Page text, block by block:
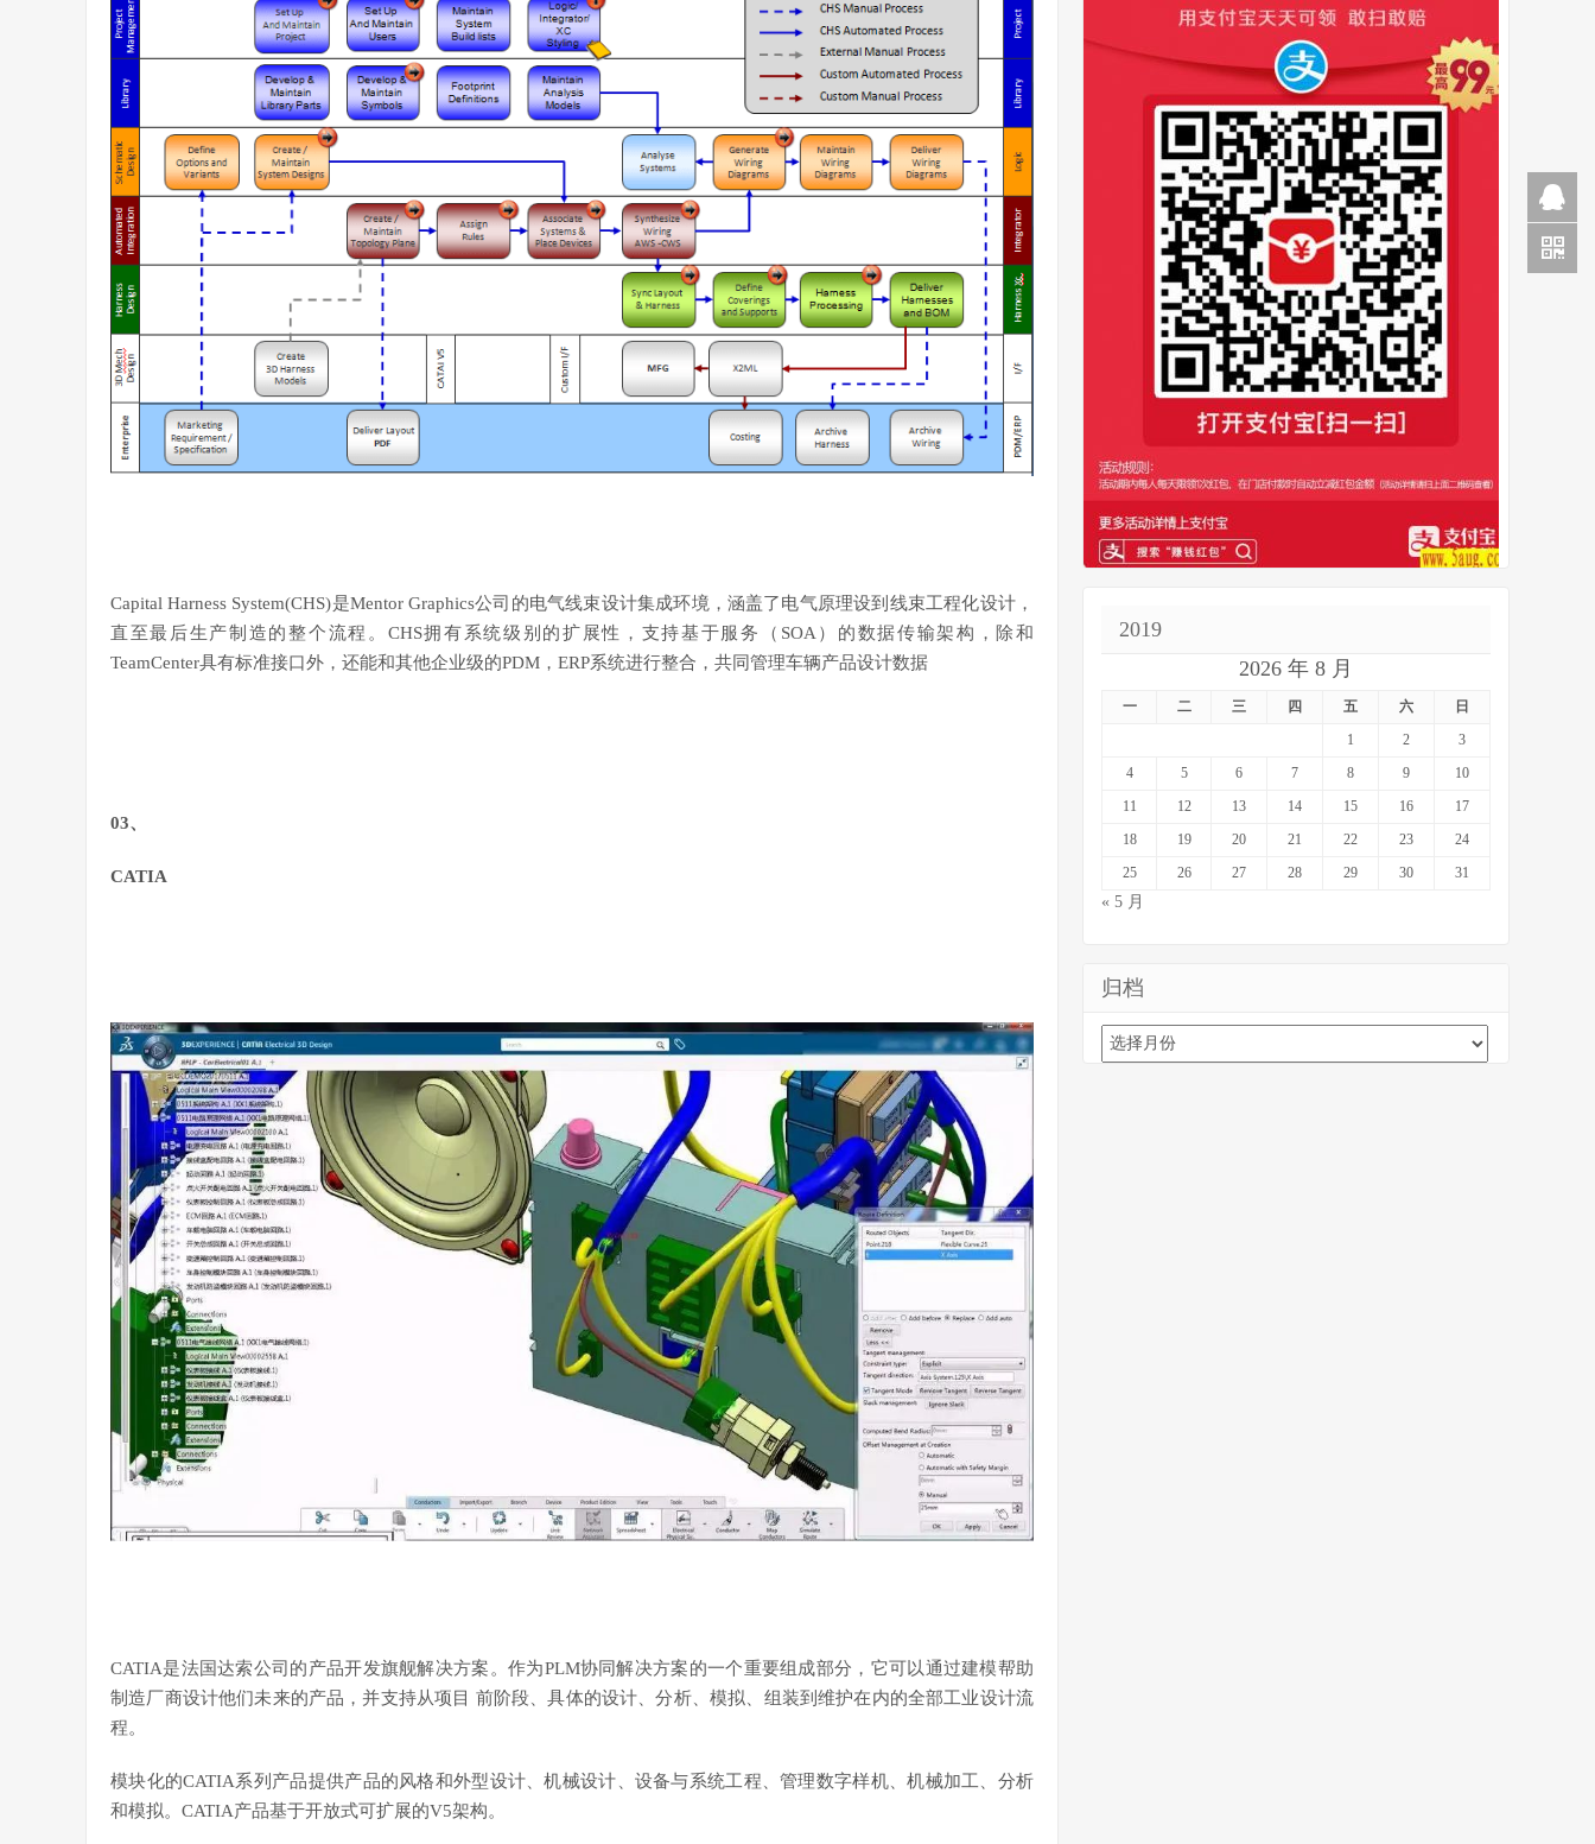
Capital Harness System(CHS)是Mentor Graphics公司的电气线束设计集成环境，涵盖了电气原理设到线束工程化设计，
直至最后生产制造的整个流程。CHS拥有系统级别的扩展性，支持基于服务（SOA）的数据传输架构，除和
TeamCenter具有标准接口外，还能和其他企业级的PDM，ERP系统进行整合，共同管理车辆产品设计数据
03、
CATIA
CATIA是法国达索公司的产品开发旗舰解决方案。作为PLM协同解决方案的一个重要组成部分，它可以通过建模帮助
制造厂商设计他们未来的产品，并支持从项目 前阶段、具体的设计、分析、模拟、组装到维护在内的全部工业设计流
程。
模块化的CATIA系列产品提供产品的风格和外型设计、机械设计、设备与系统工程、管理数字样机、机械加工、分析
和模拟。CATIA产品基于开放式可扩展的V5架构。
2019
2026 年 8 月
一 二 三 四 五 六
日
1
2
3
4
5 6 7 8 9
10
11
12 13 14 15 16
17
18
19 20 21 22 23
24
25
26 27 28 29 30 31
« 5 月
归档